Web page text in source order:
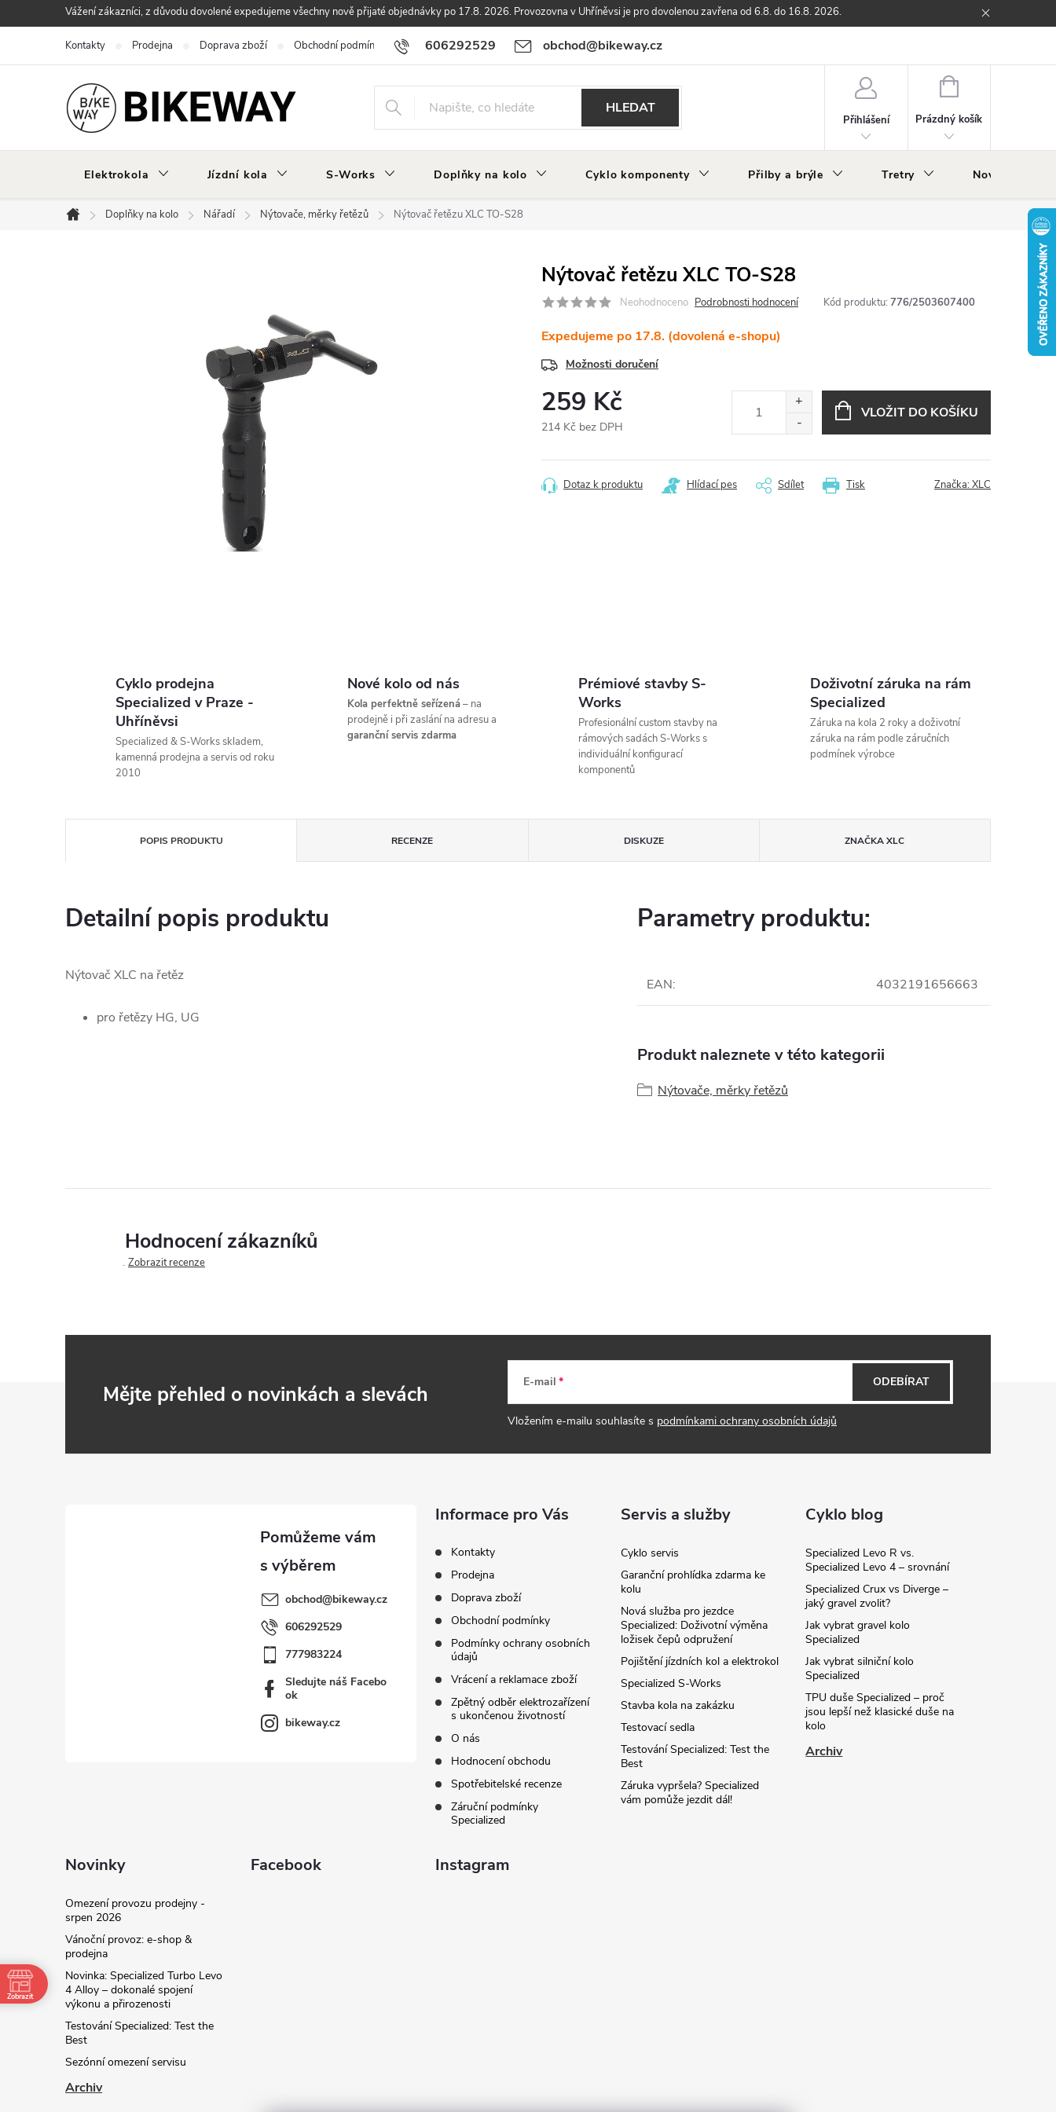
na
Vážení zákazníci, z důvodu dovolené expedujeme všechny nově přijaté objednávky po 17.8. 2026. Provozovna v Uhříněvsi je pro dovolenou zavřena od 6.8. do 16.8. 2026.
606292529 obchod@bikeway.cz
Kontakty Prodejna Doprava zboží Obchodní podmínky Podmínky ochrany osobních údajů Vrácení a reklamace zboží
HLEDAT
Přihlášení
NÁKUPNÍ
Prázdný košík
Elektrokola Jízdní kola S-Works Doplňky na kolo Cyklo komponenty Přilby a brýle Tretry Nově v
Domů
Doplňky na kolo Nářadí Nýtovače, měrky řetězů Nýtovač řetězu XLC TO-S28
Nýtovač řetězu XLC TO-S28
Neohodnoceno Podrobnosti hodnocení Kód produktu: 776/2503607400
Expedujeme po 17.8. (dovolená e-shopu)
Možnosti doručení
259 Kč
214 Kč bez DPH
cena:
VLOŽIT DO KOŠÍKU
Tisk
Dotaz k produktu Hlídací pes Sdílet Značka:XLC
Cyklo prodejna
Specialized v Praze -
Uhříněvsi
Specialized & S-Works skladem,
kamenná prodejna a servis od roku
2010
Nové kolo od nás
Kola perfektně seřízená– na
prodejně i při zaslání na adresu a
garanční servis zdarma
Prémiové stavby S-
Works
Profesionální custom stavby na
rámových sadách S-Works s
individuální konfigurací
komponentů
Doživotní záruka na rám
Specialized
Záruka na kola 2 roky a doživotní
záruka na rám podle záručních
podmínek výrobce
POPIS PRODUKTU RECENZE DISKUZE ZNAČKAXLC
Detailní popis produktu
Nýtovač XLC na řetěz
pro řetězy HG, UG
Parametry produktu:
EAN: 4032191656663
Produkt naleznete v této kategorii
Nýtovače, měrky řetězů
Hodnocení zákazníků
Zobrazit recenze
Mějte přehled o novinkách a slevách E-mail
Vložením e-mailu souhlasíte s podmínkami ochrany osobních údajů
ODEBÍRAT
obchod@bikeway.cz
606292529
777983224
Sledujte náš Facebo
ok
bikeway.cz
Informace pro Vás
Kontakty
Prodejna
Doprava zboží
Obchodní podmínky
Podmínky ochrany osobních
údajů
Vrácení a reklamace zboží
Zpětný odběr elektrozařízení
s ukončenou životností
O nás
Hodnocení obchodu
Spotřebitelské recenze
Záruční podmínky
Specialized
Servis a služby
Cyklo servis
Garanční prohlídka zdarma ke
kolu
Nová služba pro jezdce
Specialized: Doživotní výměna
ložisek čepů odpružení
Pojištění jízdních kol a elektrokol
Specialized S-Works
Stavba kola na zakázku
Testovací sedla
Testování Specialized: Test the
Best
Záruka vypršela? Specialized
vám pomůže jezdit dál!
Cyklo blog
Specialized Levo R vs.
Specialized Levo 4 – srovnání
Specialized Crux vs Diverge –
jaký gravel zvolit?
Jak vybrat gravel kolo
Specialized
Jak vybrat silniční kolo
Specialized
TPU duše Specialized – proč
jsou lepší než klasické duše na
kolo
Archiv
Novinky
Omezení provozu prodejny -
srpen 2026
Vánoční provoz: e‑shop &
prodejna
Novinka: Specialized Turbo Levo
4 Alloy – dokonalé spojení
výkonu a přirozenosti
Testování Specialized: Test the
Best
Sezónní omezení servisu
Archiv
Facebook Instagram
Zobrazit